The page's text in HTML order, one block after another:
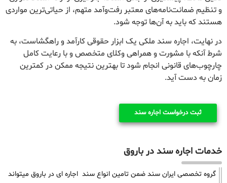
و تنظیم ضمانت‌نامه‌های معتبر رفت‌وآمد متهم، از حیاتی‌ترین مواردی
هستند که باید به آن‌ها توجه شود.
در نهایت، اجاره سند ملکی یک ابزار حقوقی کارآمد و راهگشاست، به
شرط آنکه با مشورت و همراهی وکلای متخصص و با رعایت کامل
چارچوب‌های قانونی انجام شود تا بهترین نتیجه ممکن در کمترین
زمان به دست آید.
ثبت درخواست اجاره سند
خدمات اجاره سند در باروق
گروه تخصصی ایران سند ضمن تامین انواع سند اجاره ای در باروق میتواند